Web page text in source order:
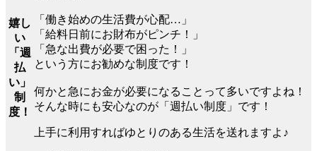
嬉し
い
「週
払
い」
制
度！
「働き始めの生活費が心配…」
「給料日前にお財布がピンチ！」
「急な出費が必要で困った！」
という方にお勧めな制度です！
何かと急にお金が必要になることって多いですよね！
そんな時にも安心なのが「週払い制度」です！
上手に利用すればゆとりのある生活を送れますよ♪